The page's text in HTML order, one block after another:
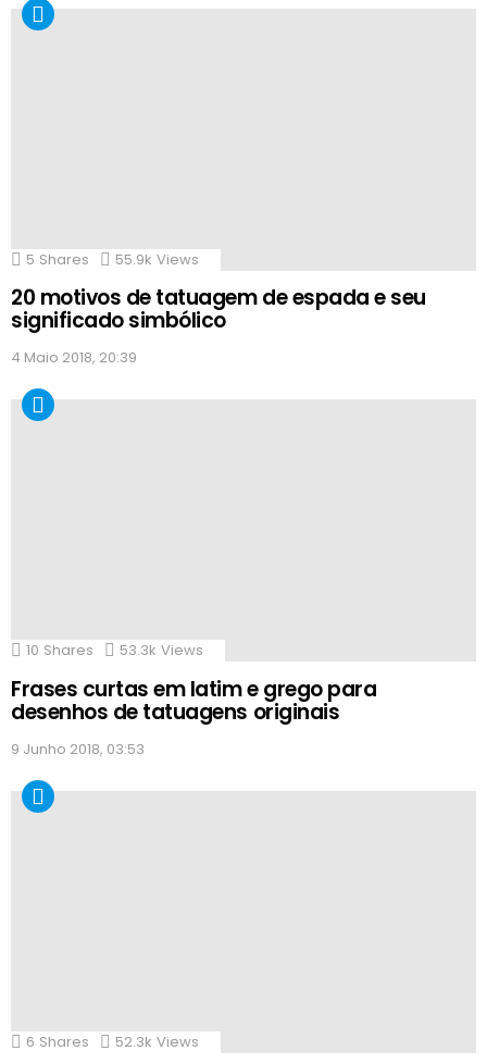
5 Shares 55.9k Views
20 motivos de tatuagem de espada e seu
significado simbólico
4 Maio 2018, 20:39
10 Shares 53.3k Views
Frases curtas em latim e grego para
desenhos de tatuagens originais
9 Junho 2018, 03:53
6 Shares 52.3k Views